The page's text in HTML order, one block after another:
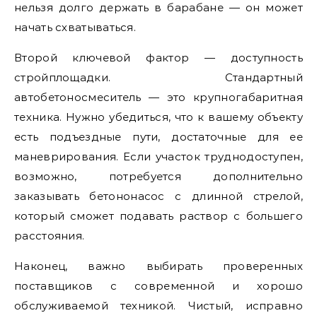
нельзя долго держать в барабане — он может
начать схватываться.
Второй ключевой фактор — доступность
стройплощадки. Стандартный
автобетоносмеситель — это крупногабаритная
техника. Нужно убедиться, что к вашему объекту
есть подъездные пути, достаточные для ее
маневрирования. Если участок труднодоступен,
возможно, потребуется дополнительно
заказывать бетононасос с длинной стрелой,
который сможет подавать раствор с большего
расстояния.
Наконец, важно выбирать проверенных
поставщиков с современной и хорошо
обслуживаемой техникой. Чистый, исправно